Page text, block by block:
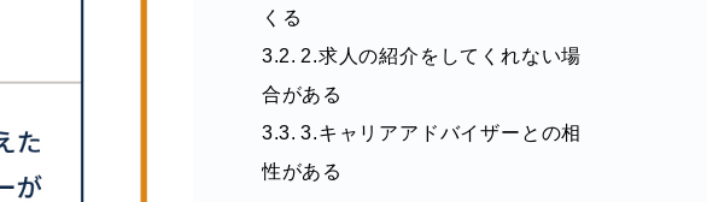
くる
2.求人の紹介をしてくれない場
合がある
3.キャリアアドバイザーとの相
性がある